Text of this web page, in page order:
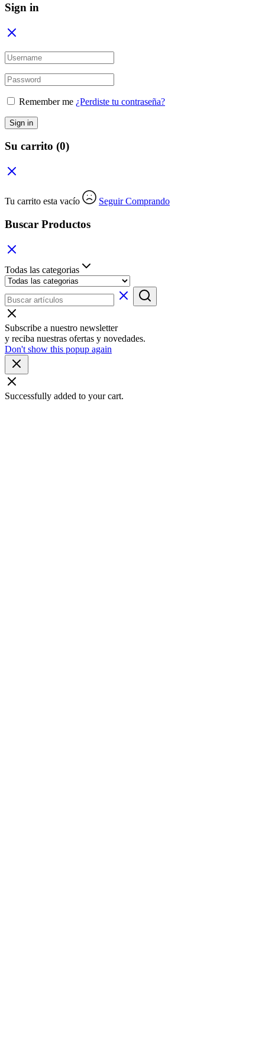
Sign in
Remember me ¿Perdiste tu contraseña?
Sign in
Su carrito (0)
Tu carrito esta vacío Seguir Comprando
Buscar Productos
Todas las categorias
Subscribe a nuestro newsletter
y reciba nuestras ofertas y novedades.
Don't show this popup again
Successfully added to your cart.